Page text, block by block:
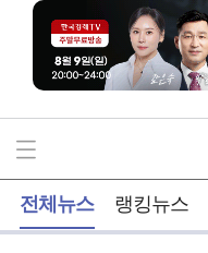
전체뉴스 랭킹뉴스